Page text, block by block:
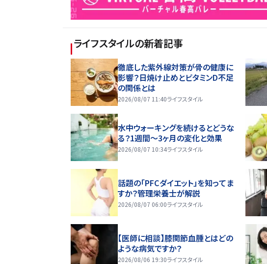
ライフスタイルの新着記事
徹底した紫外線対策が骨の健康に
影響？日焼け止めとビタミンD不足
の関係とは
2026/08/07 11:40ライフスタイル
水中ウォーキングを続けるとどうな
る？1週間～3ヶ月の変化と効果
2026/08/07 10:34ライフスタイル
話題の「PFCダイエット」を知ってま
すか？管理栄養士が解説
2026/08/07 06:00ライフスタイル
【医師に相談】膝関節血腫とはどの
ような病気ですか？
2026/08/06 19:30ライフスタイル